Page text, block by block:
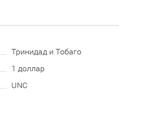
Тринидад и Тобаго
1 доллар
UNC